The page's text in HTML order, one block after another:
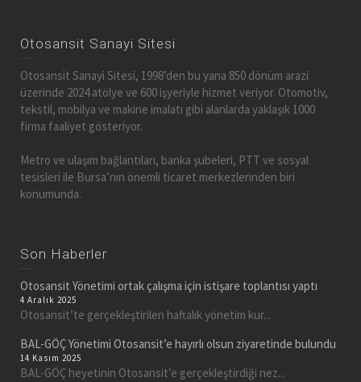
Otosansit Sanayi Sitesi
Otosansit Sanayi Sitesi, 1998’den bu yana 850 dönüm arazi
üzerinde 2024 atölye ve 600 işyeriyle hizmet veriyor. Otomotiv,
tekstil, mobilya ve makine imalatı gibi alanlarda yaklaşık 1000
firma faaliyet gösteriyor.
Metro ve ulaşım bağlantıları, banka şubeleri, PTT ve sosyal
tesisleri ile Bursa’nın önemli ticaret merkezlerinden biri
konumunda.
Son Haberler
Otosansit Yönetimi ortak çalışma için istişare toplantısı yaptı
4 Aralık 2025
Otosansit’te gerçekleştirilen haftalık yönetim kur...
BAL-GÖÇ Yönetimi Otosansit’e hayırlı olsun ziyaretinde bulundu
14 Kasım 2025
BAL-GÖÇ heyetinin Otosansit’e gerçekleştirdiği nez...